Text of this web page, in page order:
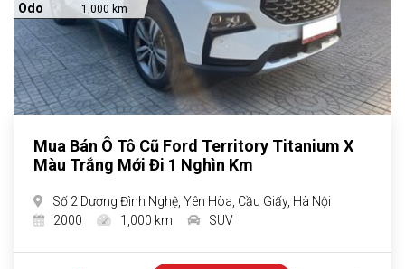
Odo 1,000 km
Mua Bán Ô Tô Cũ Ford Territory Titanium X
Màu Trắng Mới Đi 1 Nghìn Km
Số 2 Dương Đình Nghệ, Yên Hòa, Cầu Giấy, Hà Nội
2000
1,000 km SUV